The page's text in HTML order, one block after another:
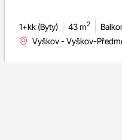
1+kk (Byty) 43 m2
Vyškov - Vyškov-